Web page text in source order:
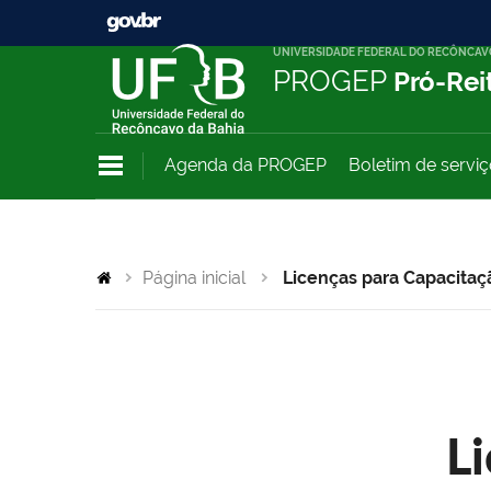
UNIVERSIDADE FEDERAL DO
PROGEP Pró-
Agenda da PROGEP Boletim de
Página inicial Licenças para